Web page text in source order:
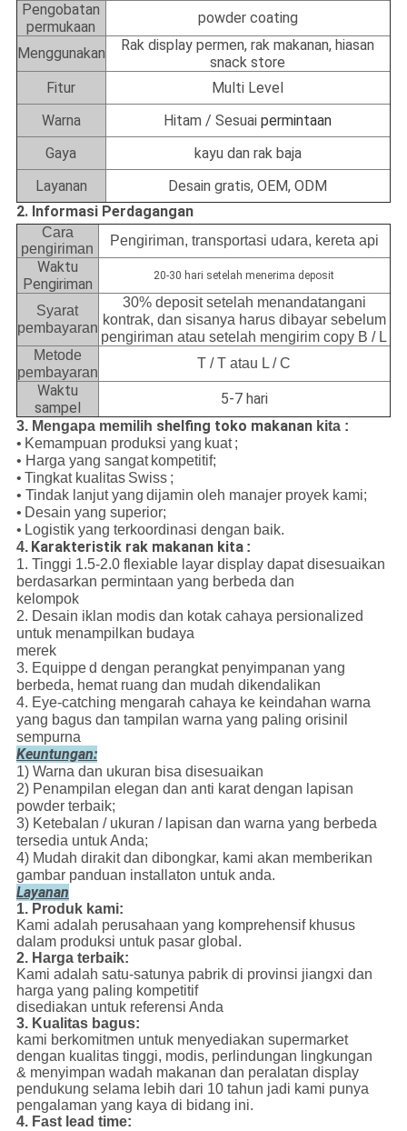
Pengobatan
permukaan
powder coating
Menggunakan
Rak display permen, rak makanan, hiasan
snack store
Fitur
Multi Level
Warna
Hitam / Sesuaipermintaan
Gaya
kayu dan rak baja
Layanan
Desain gratis, OEM, ODM
2. Informasi Perdagangan
Cara
pengiriman
Pengiriman, transportasi udara, kereta api
Waktu
Pengiriman
20-30 hari setelah menerima deposit
Syarat
pembayaran
30% deposit setelah menandatangani
kontrak, dan sisanya harus dibayar sebelum
pengiriman atau setelah mengirim copy B / L
Metode
pembayaran
T / T atau L / C
Waktu
sampel
5-7 hari
3. Mengapa memilih shelfing toko makanan kita :
• Kemampuan produksi yang kuat ;
• Harga yang sangat kompetitif;
• Tingkat kualitas Swiss ;
• Tindak lanjut yang dijamin oleh manajer proyek kami;
• Desain yang superior;
• Logistik yang terkoordinasi dengan baik.
4. Karakteristik rak makanan kita :
1. Tinggi 1.5-2.0 flexiable layar display dapat disesuaikan
berdasarkan permintaan yang berbeda dan
kelompok
2. Desain iklan modis dan kotak cahaya persionalized
untuk menampilkan budaya
merek
3. Equipped dengan perangkat penyimpanan yang
berbeda, hemat ruang dan mudah dikendalikan
4. Eye-catching mengarah cahaya ke keindahan warna
yang bagus dan tampilan warna yang paling orisinil
sempurna
Keuntungan:
1) Warna dan ukuran bisa disesuaikan
2) Penampilan elegan dan anti karat dengan lapisan
powder terbaik;
3) Ketebalan / ukuran / lapisan dan warna yang berbeda
tersedia untuk Anda;
4) Mudah dirakit dan dibongkar, kami akan memberikan
gambar panduan installaton untuk anda.
Layanan
1. Produk kami:
Kami adalah perusahaan yang komprehensif khusus
dalam produksi untuk pasar global.
2. Harga terbaik:
Kami adalah satu-satunya pabrik di provinsi jiangxi dan
harga yang paling kompetitif
disediakan untuk referensi Anda
3. Kualitas bagus:
kami berkomitmen untuk menyediakan supermarket
dengan kualitas tinggi, modis, perlindungan lingkungan
& menyimpan wadah makanan dan peralatan display
pendukung selama lebih dari 10 tahun jadi kami punya
pengalaman yang kaya di bidang ini.
4. Fast lead time: